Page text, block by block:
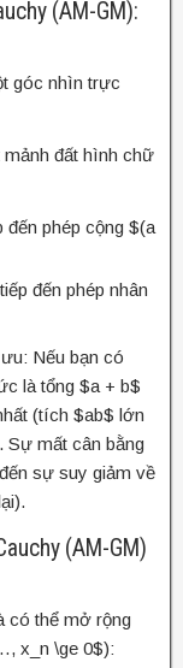
(AM-GM):
góc nhìn trực
đất hình chữ
đến phép cộng $(a
đến phép nhân
Nếu bạn có
là tổng $a + b$
(tích $ab$ lớn
Sự mất cân bằng
sự suy giảm về
(AM-GM)
có thể mở rộng
x_n \ge 0$):